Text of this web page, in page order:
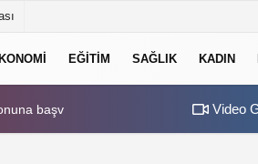
EĞITIM SAĞLIK KADIN
başvuru Adalet Bakanı
Video